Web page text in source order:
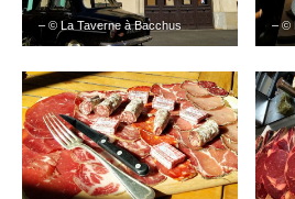
– © La Taverne à Bacchus – ©